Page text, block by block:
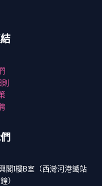
1樓B室（西灣河港鐵站
）